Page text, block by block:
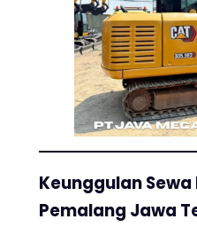
Keunggulan
Pemalang Jawa